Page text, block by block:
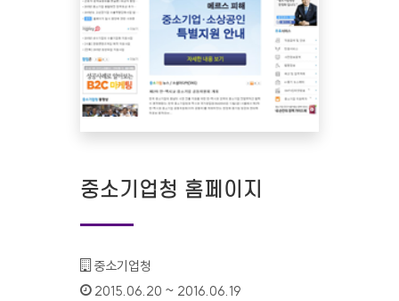
중소기업청 홈페이지
기관명 :
중소기업청
인증기간 :
2015.06.20 ~ 2016.06.19